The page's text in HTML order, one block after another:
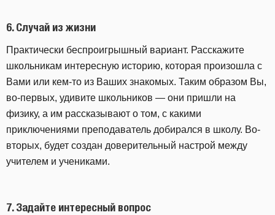
6.Случай из жизни
Практически беспроигрышный вариант. Расскажите
школьникам интересную историю, которая произошла с
Вами или кем-то из Ваших знакомых. Таким образом Вы,
во-первых, удивите школьников — они пришли на
физику, а им рассказывают о том, с какими
приключениями преподаватель добирался в школу. Во-
вторых, будет создан доверительный настрой между
учителем и учениками.
7.Задайте интересный вопрос